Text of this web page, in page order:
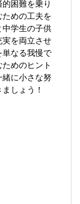
困難を乗り
めの工夫を
中学生の子供
実を両立させ
単なる我慢で
めのヒント
に小さな努
しょう！